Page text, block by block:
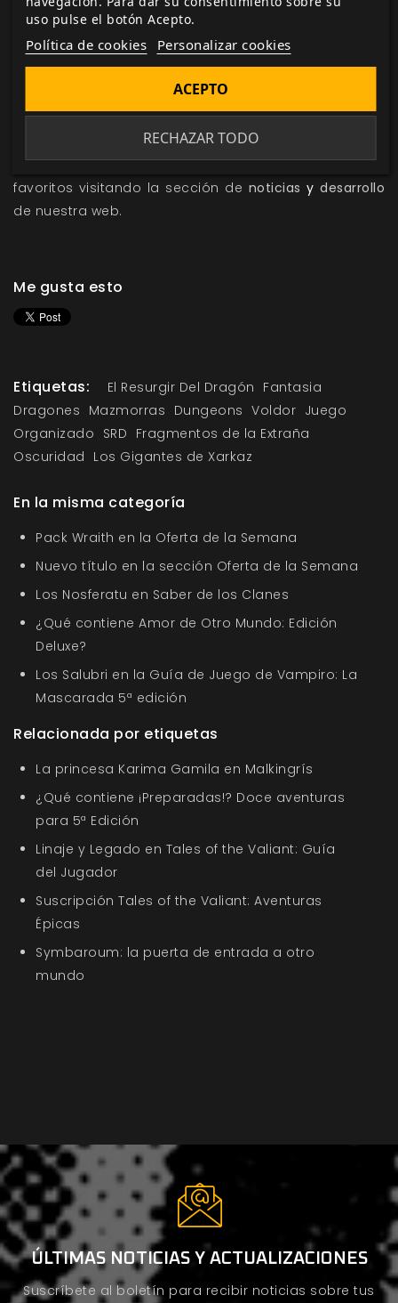
Adéntrate en el universo de Voldor con
Extinguido, una campaña que te llevará por diferentes
territorios de este inmenso continente, viviendo
¿Aún quieres mas Voldor? Dale un vistazo a nuestros
productos relacionados con El Resurgir del Dragón
mantente al día sobre tus juegos y suplementos
favoritos visitando la sección de noticias ydesarrollo
de nuestra web.
Me gusta esto
Etiquetas: El Resurgir Del Dragón Fantasia
Dragones Mazmorras Dungeons Voldor Juego
Organizado SRD Fragmentos de la Extraña
Oscuridad Los Gigantes de Xarkaz
En la misma categoría
Pack Wraith en la Oferta de la Semana
Nuevo título en la sección Oferta de la Semana
Los Nosferatu en Saber de los Clanes
¿Qué contiene Amor de Otro Mundo: Edición
Deluxe?
Los Salubri en la Guía de Juego de Vampiro: La
Mascarada 5ª edición
Relacionada por etiquetas
La princesa Karima Gamila en Malkingrís
¿Qué contiene ¡Preparadas!? Doce aventuras
para 5ª Edición
Linaje y Legado en Tales of the Valiant: Guía
del Jugador
Suscripción Tales of the Valiant: Aventuras
Épicas
Symbaroum: la puerta de entrada a otro
mundo
ÚLTIMAS NOTICIAS Y ACTUALIZACIONES
Suscríbete al boletín para recibir noticias sobre tus
uso pulse el botón Acepto.
Política de cookies Personalizar cookies
RECHAZAR TODO
ACEPTO